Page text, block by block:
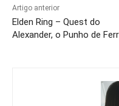
Artigo anterior
Elden Ring – Quest do
Alexander, o Punho de